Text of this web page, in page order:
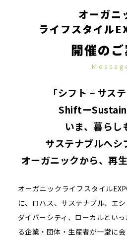
オーガニ
ライフスタイル
開催の
「シフト − サス
Shiftー
いま、暮らし
サステナブルへシ
オーガニックから、再
オーガニックライフスタイル
に、ロハス、サステナブル、エシ
ダイバーシティ、ローカルとい
る企業・団体・生産者が一堂に